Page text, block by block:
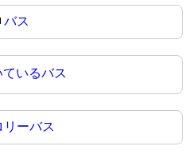
バス
いるバス
リーバス